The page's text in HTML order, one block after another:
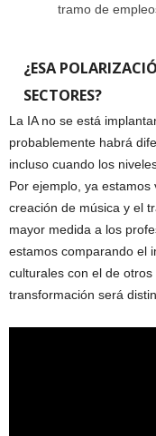
tramo de
¿ESA
SECTORES?
La IA no se está
probablemente habrá
incluso cuando los
Por ejemplo, ya
creación de música y el
mayor medida a los
estamos comparando el
culturales con el de
transformación será